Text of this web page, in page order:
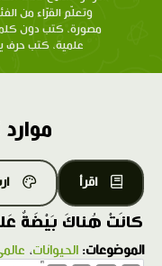
وتعلّم القرّاء من
مصورة، كتب دون
علمية، كتب حرف
اقرأ
كانَتْ هُناكَ بَيْضَةٌ
الموضوعات: الحيوانات،